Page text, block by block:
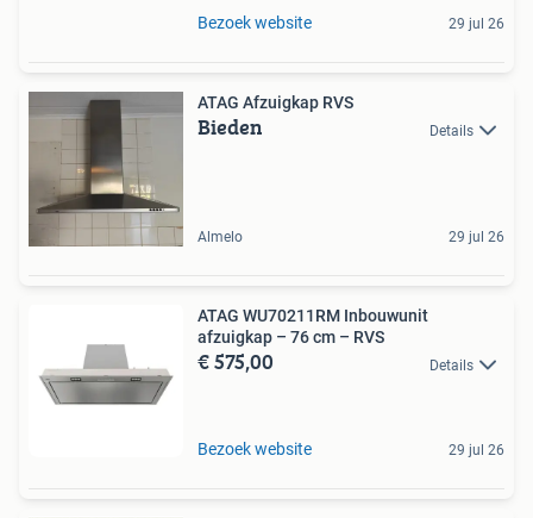
Bezoek website 29 jul 26
ATAG Afzuigkap RVS
Bieden Details
Almelo 29 jul 26
ATAG WU70211RM Inbouwunit
afzuigkap – 76 cm – RVS
€ 575,00 Details
Bezoek website 29 jul 26